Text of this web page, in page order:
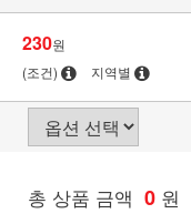
230원
(조건) 지역별
총 상품 금액 0 원